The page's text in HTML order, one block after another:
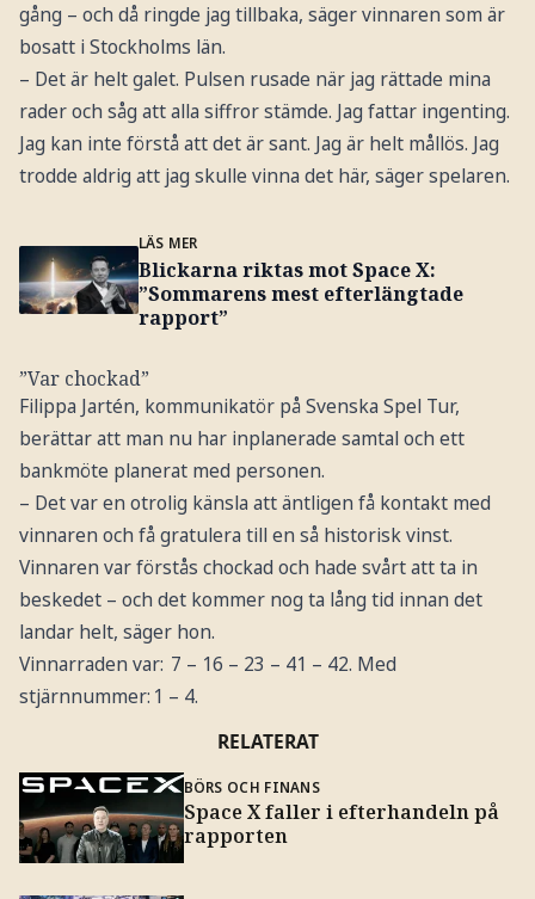
gång – och då ringde jag tillbaka, säger vinnaren som är
bosatt i Stockholms län.
– Det är helt galet. Pulsen rusade när jag rättade mina
rader och såg att alla siffror stämde. Jag fattar ingenting.
Jag kan inte förstå att det är sant. Jag är helt mållös. Jag
trodde aldrig att jag skulle vinna det här, säger spelaren.
LÄS MER
Blickarna riktas mot Space X:
”Sommarens mest efterlängtade
rapport”
”Var chockad”
Filippa Jartén, kommunikatör på Svenska Spel Tur,
berättar att man nu har inplanerade samtal och ett
bankmöte planerat med personen.
– Det var en otrolig känsla att äntligen få kontakt med
vinnaren och få gratulera till en så historisk vinst.
Vinnaren var förstås chockad och hade svårt att ta in
beskedet – och det kommer nog ta lång tid innan det
landar helt, säger hon.
Vinnarraden var: 7 – 16 – 23 – 41 – 42. Med
stjärnnummer: 1 – 4.
RELATERAT
BÖRS OCH FINANS
Space X faller i efterhandeln på
rapporten